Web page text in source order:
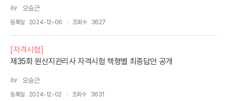
by 오승근
등록일 2024-12-06 조회수 3627
[자격시험]
제35회 원산지관리사 자격시험 책형별 최종답안 공개
by 오승근
등록일 2024-12-02 조회수 3631